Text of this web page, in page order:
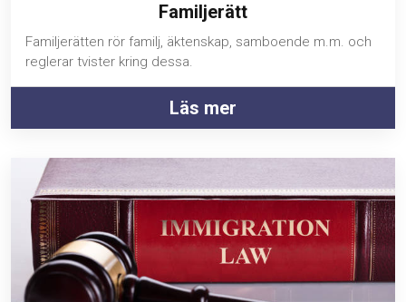
Familjerätt
Familjerätten rör familj, äktenskap, samboende m.m. och
reglerar tvister kring dessa.
Läs mer